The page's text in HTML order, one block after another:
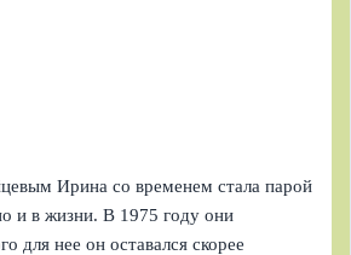
Ирина со временем стала парой
и в жизни. В 1975 году они
для нее он оставался скорее